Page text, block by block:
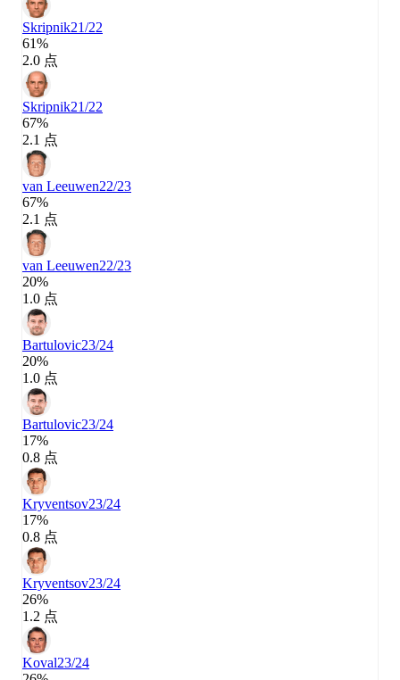
Skripnik21/22
61%
2.0 点
Skripnik21/22
67%
2.1 点
van Leeuwen22/23
67%
2.1 点
van Leeuwen22/23
20%
1.0 点
Bartulovic23/24
20%
1.0 点
Bartulovic23/24
17%
0.8 点
Kryventsov23/24
17%
0.8 点
Kryventsov23/24
26%
1.2 点
Koval23/24